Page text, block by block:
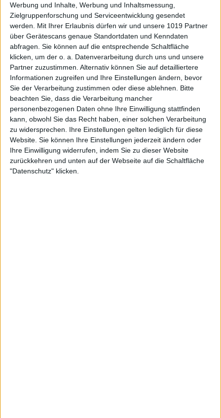
Werbung und Inhalte, Werbung und Inhaltsmessung,
Zielgruppenforschung und Serviceentwicklung gesendet
werden.
Mit Ihrer Erlaubnis dürfen wir und unsere 1019 Partner
über Gerätescans genaue Standortdaten und Kenndaten
abfragen. Sie können auf die entsprechende Schaltfläche
klicken, um der o. a. Datenverarbeitung durch uns und unsere
Partner zuzustimmen. Alternativ können Sie auf detailliertere
Informationen zugreifen und Ihre Einstellungen ändern, bevor
Sie der Verarbeitung zustimmen oder diese ablehnen.
Bitte
beachten Sie, dass die Verarbeitung mancher
personenbezogenen Daten ohne Ihre Einwilligung stattfinden
kann, obwohl Sie das Recht haben, einer solchen Verarbeitung
zu widersprechen. Ihre Einstellungen gelten lediglich für diese
Website. Sie können Ihre Einstellungen jederzeit ändern oder
Ihre Einwilligung widerrufen, indem Sie zu dieser Website
zurückkehren und unten auf der Webseite auf die Schaltfläche
"Datenschutz" klicken.